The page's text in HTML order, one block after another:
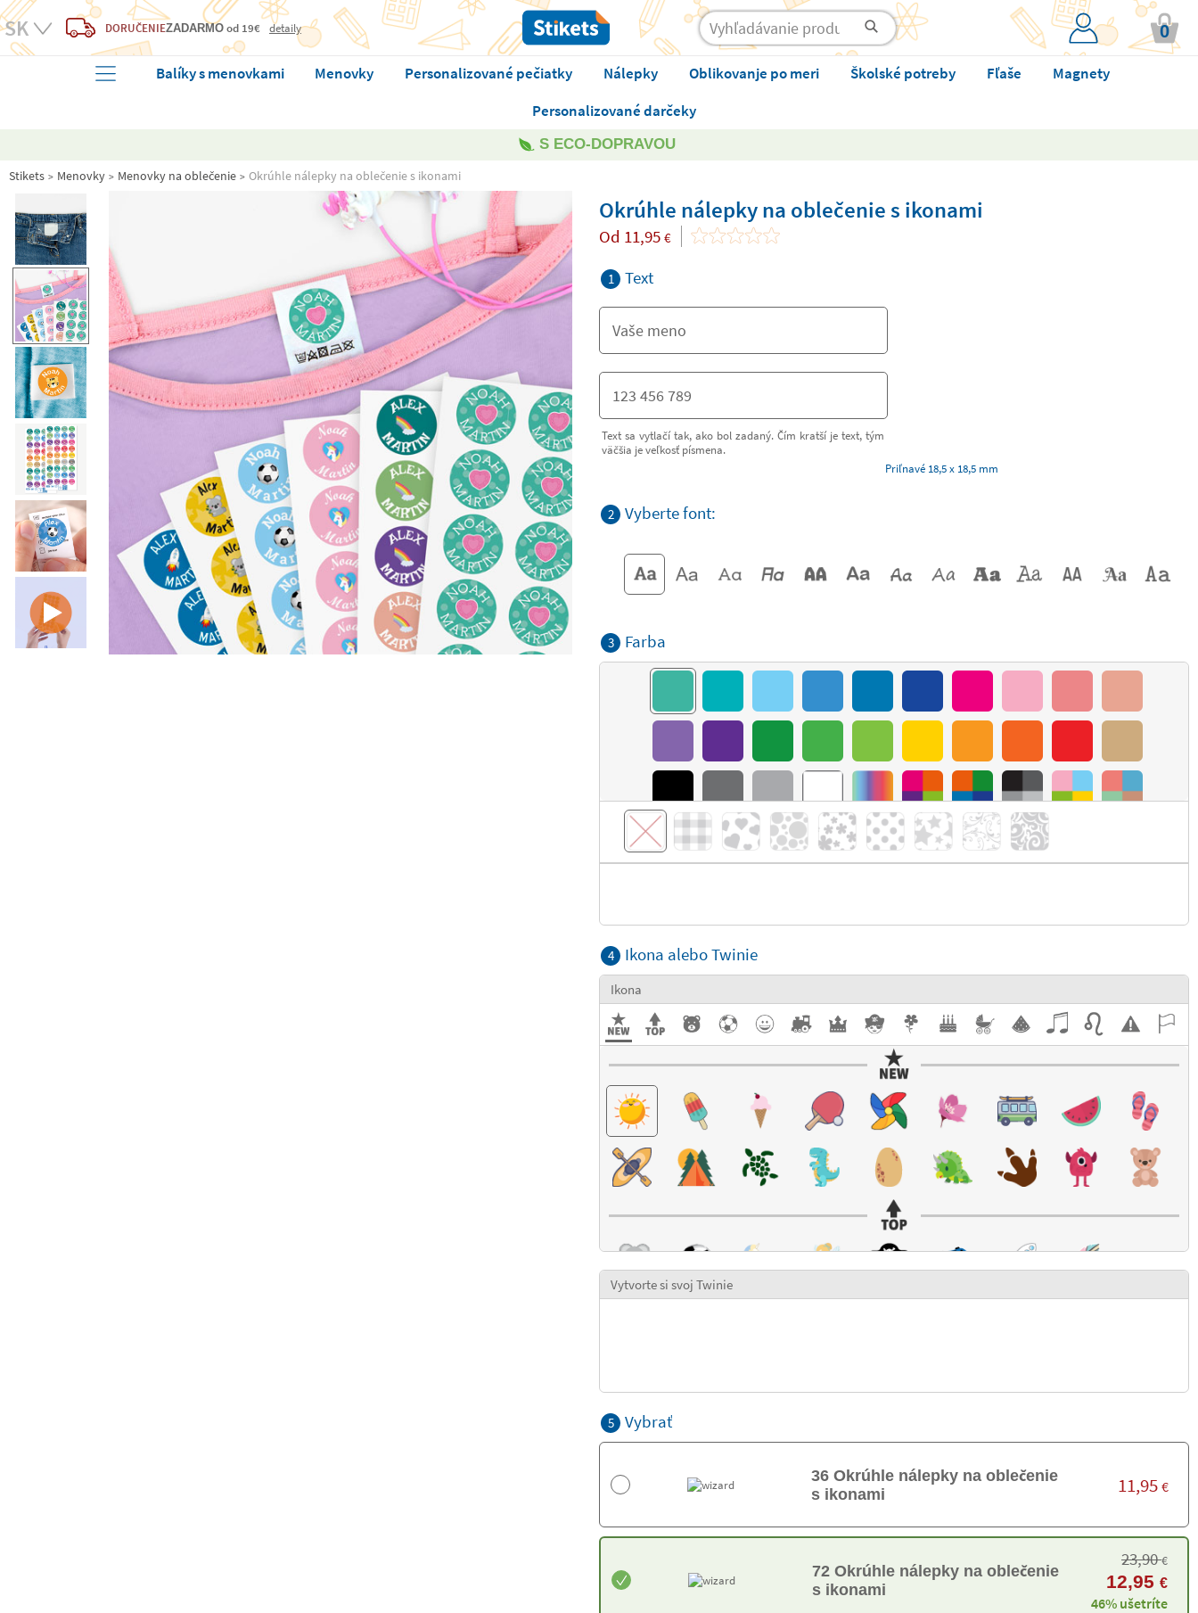
DORUČENIEZADARMO od 19€ detaily 0
Balíky s menovkami Menovky Personalizované pečiatky Nálepky Oblikovanje po meri Školské potreby Fľaše
Magnety
Personalizované darčeky
S ECO-DOPRAVOU
Stikets Menovky Menovky na oblečenie Okrúhle nálepky na oblečenie s ikonami
Okrúhle nálepky na oblečenie s ikonami
Od 11,95 €
1 Text
Text sa vytlačí tak, ako bol zadaný. Čím kratší je text, tým
väčšia je veľkosť písmena.
Priľnavé 18,5 x 18,5 mm
2 Vyberte font:
3 Farba
4 Ikona alebo Twinie
Ikona
Vytvorte si svoj Twinie
5 Vybrať
36 Okrúhle nálepky na oblečenie
s ikonami
11,95 €
72 Okrúhle nálepky na oblečenie
s ikonami
23,90€
12,95 €
46% ušetríte